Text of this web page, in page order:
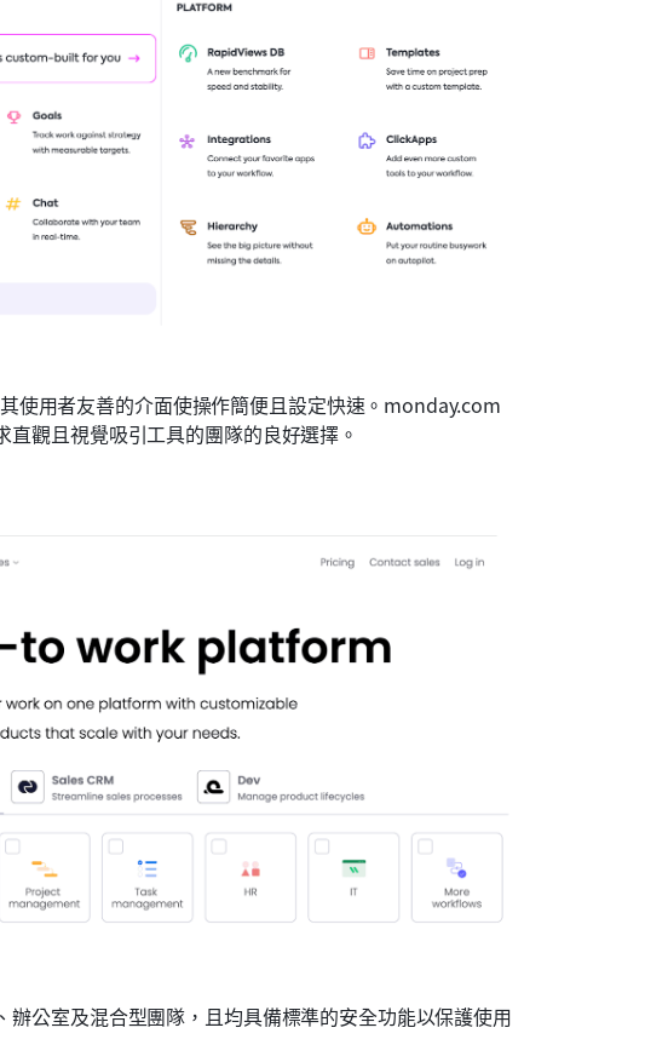
使用者友善的介面使操作簡便且設定快速。monday.com
觀且視覺吸引工具的團隊的良好選擇。
公室及混合型團隊，且均具備標準的安全功能以保護使用